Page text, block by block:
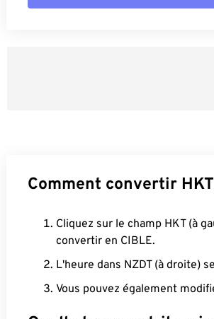
Comment convertir
Cliquez sur le champ HKT (à
convertir en CIBLE.
L'heure dans NZDT (à droite)
Vous pouvez également